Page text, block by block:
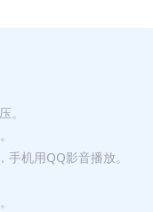
。
机用QQ影音播放。